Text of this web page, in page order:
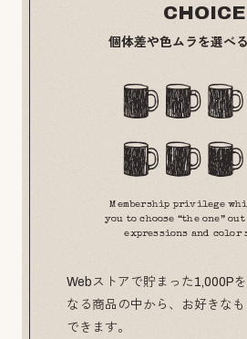
CHOICE
個体差や色ムラを選べ
Membership privilege
you to choose “the one”
expressions and color
Webストアで貯まった1,000P
なる商品の中から、お好きな
できます。